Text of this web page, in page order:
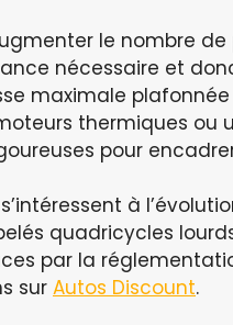
le nombre
nécessaire et
maximale
thermiques ou
pour
à
quadricycles
par la
sur Autos Discount.